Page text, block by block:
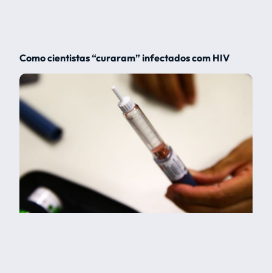
Como cientistas “curaram” infectados com HIV